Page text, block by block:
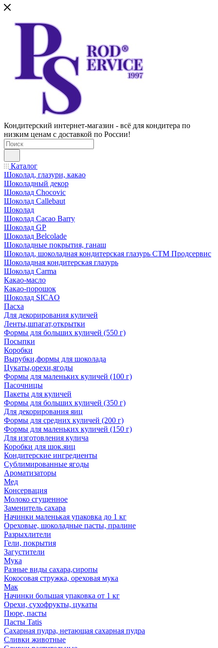
Кондитерский интернет-магазин - всё для кондитера по
низким ценам с доставкой по России!
Каталог
Шоколад, глазури, какао
Шоколадный декор
Шоколад Chocovic
Шоколад Callebaut
Шоколад
Шоколад Cacao Barry
Шоколад GP
Шоколад Belcolade
Шоколадные покрытия, ганаш
Шоколад, шоколадная кондитерская глазурь СТМ Продсервис
Шоколадная кондитерская глазурь
Шоколад Carma
Какао-масло
Какао-порошок
Шоколад SICAO
Пасха
Для декорирования куличей
Ленты,шпагат,открытки
Формы для больших куличей (550 г)
Посыпки
Коробки
Вырубки,формы для шоколада
Цукаты,орехи,ягоды
Формы для маленьких куличей (100 г)
Пасочницы
Пакеты для куличей
Формы для больших куличей (350 г)
Для декорирования яиц
Формы для средних куличей (200 г)
Формы для маленьких куличей (150 г)
Для изготовления кулича
Коробки для шок.яиц
Кондитерские ингредиенты
Сублимированные ягоды
Ароматизаторы
Мед
Консервация
Молоко сгущенное
Заменитель сахара
Начинки маленькая упаковка до 1 кг
Ореховые, шоколадные пасты, пралине
Разрыхлители
Гели, покрытия
Загустители
Мука
Разные виды сахара,сиропы
Кокосовая стружка, ореховая мука
Мак
Начинки большая упаковка от 1 кг
Орехи, сухофрукты, цукаты
Пюре, пасты
Пасты Tatis
Сахарная пудра, нетающая сахарная пудра
Сливки животные